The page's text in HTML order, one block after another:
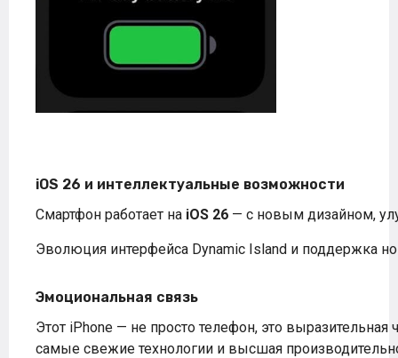
iOS 26 и интеллектуальные возможности
Смартфон работает на iOS 26 — с новым дизайном,
Эволюция интерфейса Dynamic Island и поддержка
Эмоциональная связь
Этот iPhone — не просто телефон, это
самые свежие технологии и высшая